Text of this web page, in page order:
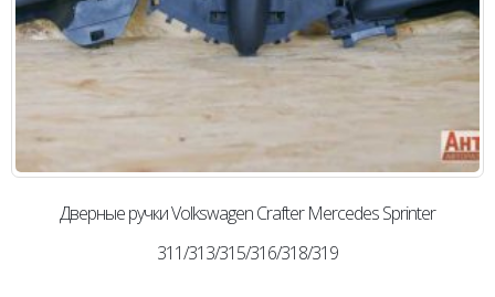
Дверные ручки Volkswagen Сrafter Mercedes Sprinter
311/313/315/316/318/319